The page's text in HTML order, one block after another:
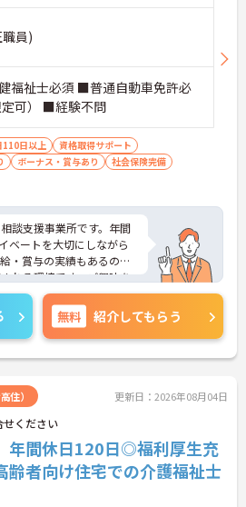
員)
福祉士必須 ■普通自動車免許必
可） ■経験不問
110日以上
資格取得サポート
ボーナス・賞与あり
社会保険完備
談支援事業所です。年間
ベートを大切にしながら
・賞与の実績もあるので
れる環境です。ご興味を
い合わせください。
無料 紹介してもらう
住） 更新日：2026年08月04日
ください
年間休日120日◎福利厚生充
者向け住宅での介護福祉士